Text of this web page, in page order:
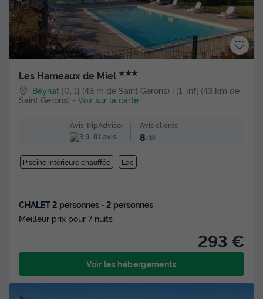
Les Hameaux de Miel ★★★
Beynat ]0, 1[ (43 m de Saint Gerons) | [1, Inf[ (43 km de
Saint Gerons) - Voir sur la carte
Avis TripAdvisor
81 avis
Avis clients
8/10
Piscine intérieure chauffée Lac
CHALET 2 personnes - 2 personnes
Meilleur prix pour 7 nuits
293 €
Voir les hébergements